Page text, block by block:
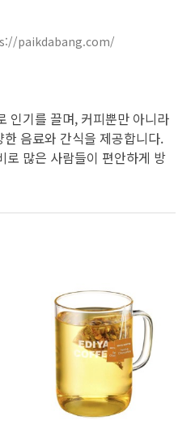
paikdabang.com/
인기를 끌며, 커피뿐만 아니라
음료와 간식을 제공합니다.
로 많은 사람들이 편안하게 방